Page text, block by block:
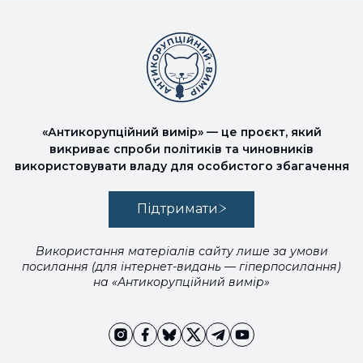
«Антикорупційний вимір» — це проєкт, який
викриває спроби політиків та чиновників
використовувати владу для особистого збагачення
Підтримати
Використання матеріалів сайту лише за умови
посилання (для інтернет-видань — гіперпосилання)
на «Антикорупційний вимір»